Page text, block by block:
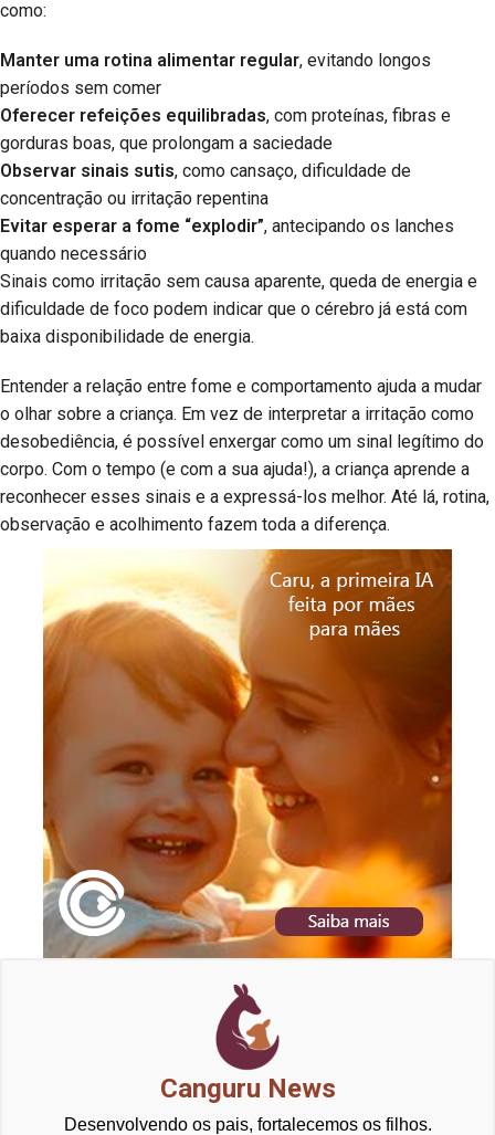
como:
Manter uma rotina alimentar regular, evitando longos
períodos sem comer
Oferecer refeições equilibradas, com proteínas, fibras e
gorduras boas, que prolongam a saciedade
Observar sinais sutis, como cansaço, dificuldade de
concentração ou irritação repentina
Evitar esperar a fome “explodir”, antecipando os lanches
quando necessário
Sinais como irritação sem causa aparente, queda de energia e
dificuldade de foco podem indicar que o cérebro já está com
baixa disponibilidade de energia.
Entender a relação entre fome e comportamento ajuda a mudar
o olhar sobre a criança. Em vez de interpretar a irritação como
desobediência, é possível enxergar como um sinal legítimo do
corpo. Com o tempo (e com a sua ajuda!), a criança aprende a
reconhecer esses sinais e a expressá-los melhor. Até lá, rotina,
observação e acolhimento fazem toda a diferença.
Canguru News
Desenvolvendo os pais, fortalecemos os filhos.